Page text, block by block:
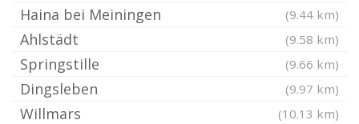
Haina bei Meiningen (9.44 km)
Ahlstädt (9.58 km)
Springstille (9.66 km)
Dingsleben (9.97 km)
Willmars (10.13 km)